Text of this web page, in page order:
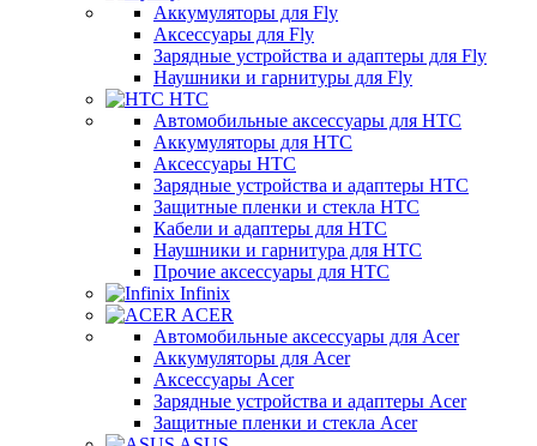
Аккумуляторы для Fly
Аксессуары для Fly
Зарядные устройства и адаптеры для Fly
Наушники и гарнитуры для Fly
HTC
Автомобильные аксессуары для HTC
Аккумуляторы для HTC
Аксессуары HTC
Зарядные устройства и адаптеры HTC
Защитные пленки и стекла HTC
Кабели и адаптеры для HTC
Наушники и гарнитура для HTC
Прочие аксессуары для HTC
Infinix
ACER
Автомобильные аксессуары для Acer
Аккумуляторы для Acer
Аксессуары Acer
Зарядные устройства и адаптеры Acer
Защитные пленки и стекла Acer